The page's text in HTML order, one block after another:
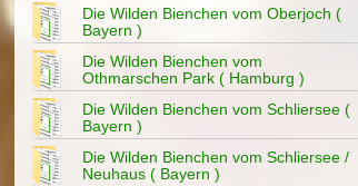
Die Wilden Bienchen vom Oberjoch (
Bayern )
Die Wilden Bienchen vom
Othmarschen Park ( Hamburg )
Die Wilden Bienchen vom Schliersee (
Bayern )
Die Wilden Bienchen vom Schliersee /
Neuhaus ( Bayern )